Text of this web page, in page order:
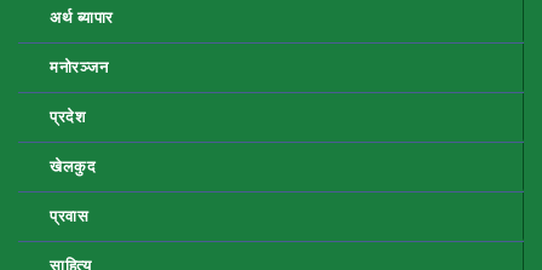
अर्थ ब्यापार
मनोरञ्जन
प्रदेश
खेलकुद
प्रवास
साहित्य